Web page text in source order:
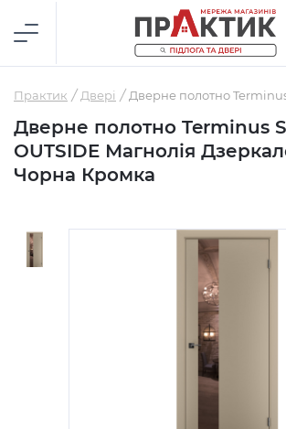
Практик Двері
Дверне полотно Terminus
OUTSIDE Магнолія
Чорна Кромка